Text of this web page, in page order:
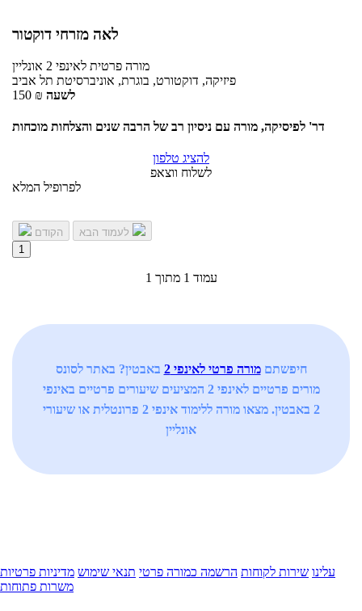
לאה מזרחי דוקטור
מורה פרטית לאינפי 2
אונליין
פיזיקה, דוקטורט, בוגרת, אוניברסיטת תל אביב
150 ₪ לשעה
דר' לפיסיקה, מורה עם ניסיון רב של הרבה שנים והצלחות מוכחות
להציג טלפון
לשלוח ווצאפ
לפרופיל המלא
הקודם
1
עמוד 1 מתוך 1
חיפשתםמורה פרטי לאינפי 2
באבטין? באתר לסונס
מורים פרטיים לאינפי 2 המציעים שיעורים פרטיים באינפי
2 באבטין. מצאו מורה ללימוד אינפי 2 פרונטלית או שיעורי
אונליין
עלינו שירות לקוחות הרשמה כמורה פרטי תנאי שימוש מדיניות פרטיות
משרות פתוחות